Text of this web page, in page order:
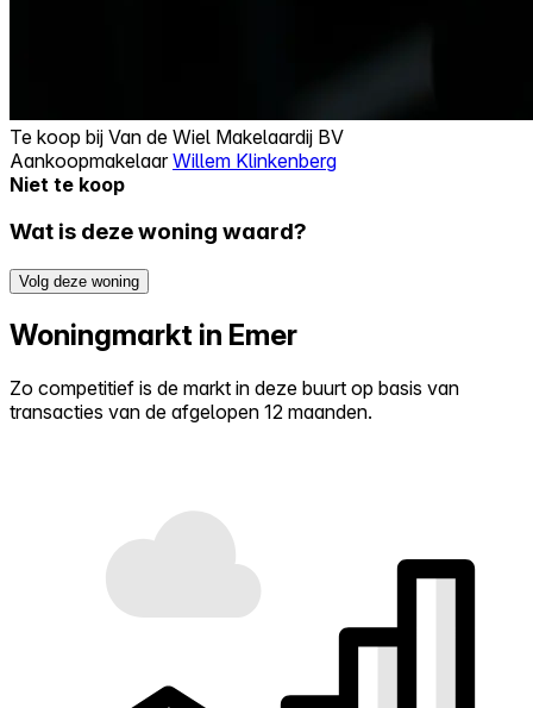
Te koop bij Van de Wiel Makelaardij BV
AankoopmakelaarWillem Klinkenberg
Niet te koop
Wat is deze woning waard?
Volg deze woning
Woningmarkt in Emer
Zo competitief is de markt in deze buurt op basis van
transacties van de afgelopen 12 maanden.